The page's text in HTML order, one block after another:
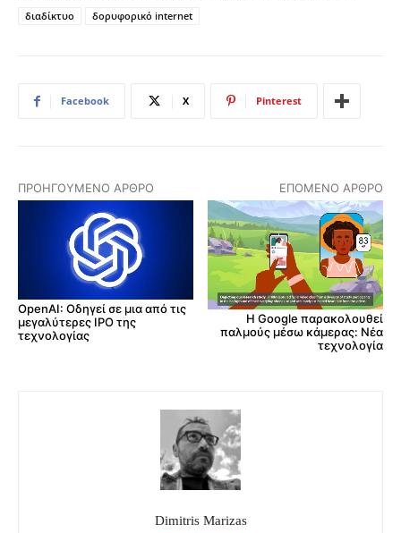
διαδίκτυο
δορυφορικό internet
Facebook X Pinterest
ΠΡΟΗΓΟΎΜΕΝΟ ΆΡΘΡΟ
OpenAI: Οδηγεί σε μια από τις
μεγαλύτερες IPO της
τεχνολογίας
ΕΠΌΜΕΝΟ ΆΡΘΡΟ
Η Google παρακολουθεί
παλμούς μέσω κάμερας: Νέα
τεχνολογία
Dimitris Marizas